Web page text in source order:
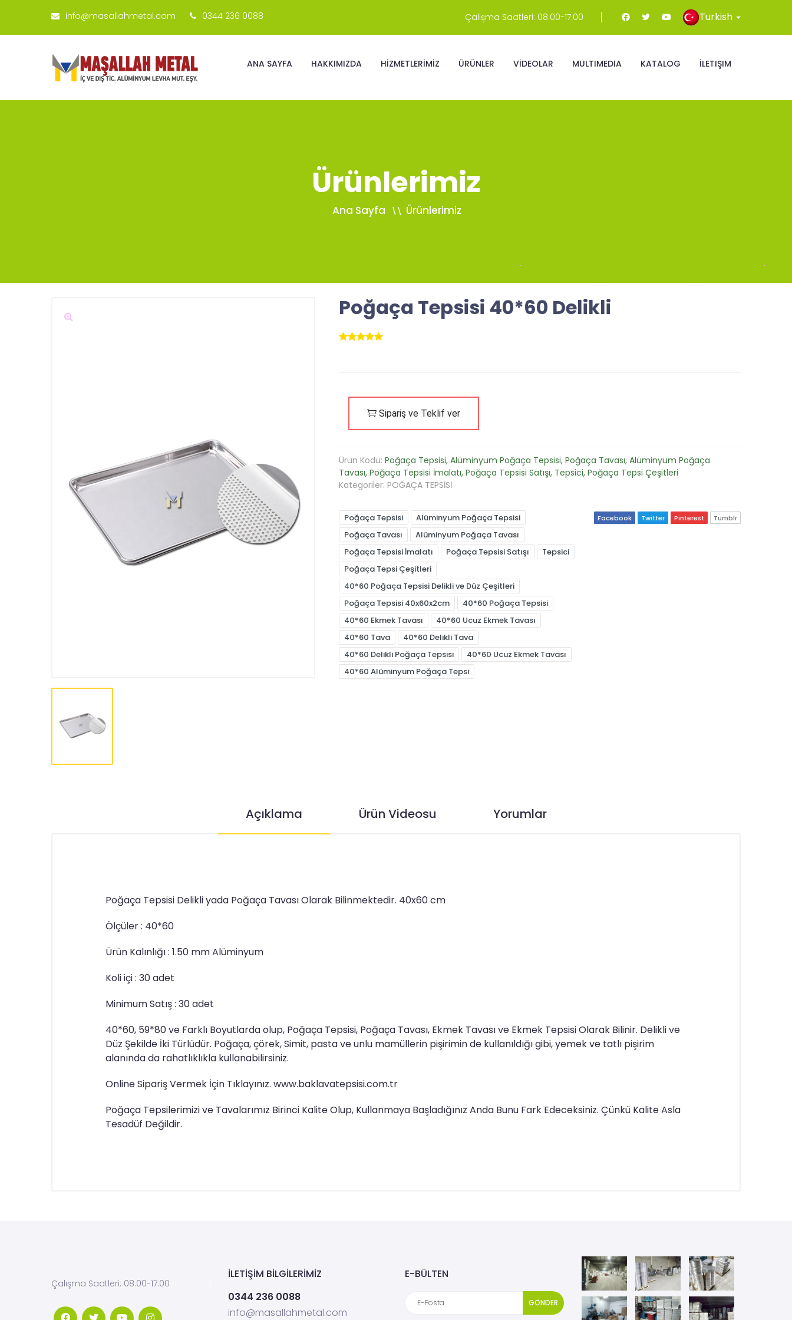
info@masallahmetal.com 0344 236 0088 Çalışma Saatleri: 08.00-17.00 Turkish
ANA SAYFA HAKKIMIZDA HİZMETLERİMİZ ÜRÜNLER VİDEOLAR MULTIMEDIA KATALOG İLETIŞIM
Ürünlerimiz
Ana Sayfa \\ Ürünlerimiz
Poğaça Tepsisi 40*60 Delikli
Sipariş ve Teklif ver
Ürün Kodu: Poğaça Tepsisi, Alüminyum Poğaça Tepsisi, Poğaça Tavası, Alüminyum Poğaça
Tavası, Poğaça Tepsisi İmalatı, Poğaça Tepsisi Satışı, Tepsici, Poğaça Tepsi Çeşitleri
Kategoriler: POĞAÇA TEPSİSİ
Poğaça Tepsisi
Alüminyum Poğaça Tepsisi
Poğaça Tavası
Alüminyum Poğaça Tavası
Poğaça Tepsisi İmalatı
Poğaça Tepsisi Satışı
Tepsici
Poğaça Tepsi Çeşitleri
40*60 Poğaça Tepsisi Delikli ve Düz Çeşitleri
Poğaça Tepsisi 40x60x2cm
40*60 Poğaça Tepsisi
40*60 Ekmek Tavası
40*60 Ucuz Ekmek Tavası
40*60 Tava
40*60 Delikli Tava
40*60 Delikli Poğaça Tepsisi
40*60 Ucuz Ekmek Tavası
40*60 Alüminyum Poğaça Tepsi
Facebook Twitter Pinterest Tumblr
Açıklama Ürün Videosu Yorumlar
Poğaça Tepsisi Delikli yada Poğaça Tavası Olarak Bilinmektedir. 40x60 cm
Ölçüler : 40*60
Ürün Kalınlığı : 1.50 mm Alüminyum
Koli içi : 30 adet
Minimum Satış : 30 adet
40*60, 59*80 ve Farklı Boyutlarda olup, Poğaça Tepsisi, Poğaça Tavası, Ekmek Tavası ve Ekmek Tepsisi Olarak Bilinir. Delikli ve
Düz Şekilde İki Türlüdür. Poğaça, çörek, Simit, pasta ve unlu mamüllerin pişirimin de kullanıldığı gibi, yemek ve tatlı pişirim
alanında da rahatlıklıkla kullanabilirsiniz.
Online Sipariş Vermek İçin Tıklayınız. www.baklavatepsisi.com.tr
Poğaça Tepsilerimizi ve Tavalarımız Birinci Kalite Olup, Kullanmaya Başladığınız Anda Bunu Fark Edeceksiniz. Çünkü Kalite Asla
Tesadüf Değildir.
Çalışma Saatleri: 08.00-17.00
İLETİŞİM BİLGİLERİMİZ
0344 236 0088
info@masallahmetal.com
E-BÜLTEN
GÖNDER